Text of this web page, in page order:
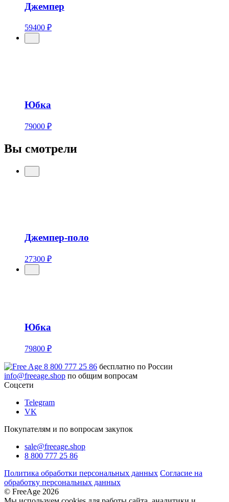
Джемпер
59400 ₽
Юбка
79000 ₽
Вы смотрели
Джемпер-поло
27300 ₽
Юбка
79800 ₽
8 800 777 25 86 бесплатно по России
info@freeage.shop по общим вопросам
Соцсети
Telegram
VK
Покупателям и по вопросам закупок
sale@freeage.shop
8 800 777 25 86
Политика обработки персональных данных Согласие на
обработку персональных данных
© FreeAge 2026